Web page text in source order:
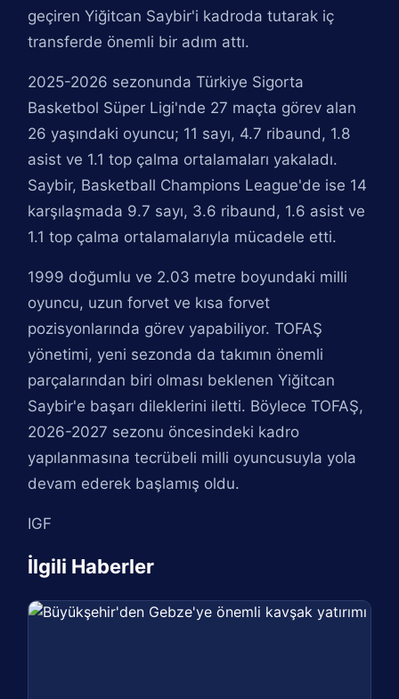
geçiren Yiğitcan Saybir'i kadroda tutarak iç
transferde önemli bir adım attı.
2025-2026 sezonunda Türkiye Sigorta
Basketbol Süper Ligi'nde 27 maçta görev alan
26 yaşındaki oyuncu; 11 sayı, 4.7 ribaund, 1.8
asist ve 1.1 top çalma ortalamaları yakaladı.
Saybir, Basketball Champions League'de ise 14
karşılaşmada 9.7 sayı, 3.6 ribaund, 1.6 asist ve
1.1 top çalma ortalamalarıyla mücadele etti.
1999 doğumlu ve 2.03 metre boyundaki milli
oyuncu, uzun forvet ve kısa forvet
pozisyonlarında görev yapabiliyor. TOFAŞ
yönetimi, yeni sezonda da takımın önemli
parçalarından biri olması beklenen Yiğitcan
Saybir'e başarı dileklerini iletti. Böylece TOFAŞ,
2026-2027 sezonu öncesindeki kadro
yapılanmasına tecrübeli milli oyuncusuyla yola
devam ederek başlamış oldu.
IGF
İlgili Haberler